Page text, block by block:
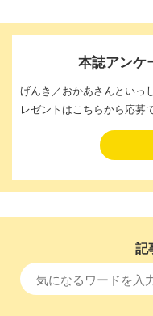
本誌アンケ
げんき／おかあさんといっ
レゼントはこちらから応募
記